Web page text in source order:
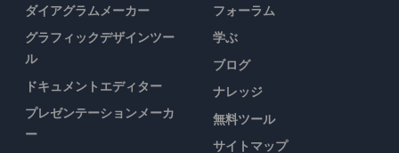
ダイアグラムメーカー
グラフィックデザインツー
ル
ドキュメントエディター
プレゼンテーションメーカ
ー
フォーラム
学ぶ
ブログ
ナレッジ
無料ツール
サイトマップ